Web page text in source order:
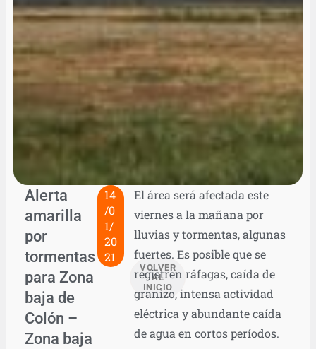
Alerta
amarilla
por
tormentas
para Zona
baja de
Colón –
Zona baja
14
/0
1/
20
21
VOLVER
AL
INICIO
El área será afectada este
viernes a la mañana por
lluvias y tormentas, algunas
fuertes. Es posible que se
registren ráfagas, caída de
granizo, intensa actividad
eléctrica y abundante caída
de agua en cortos períodos.